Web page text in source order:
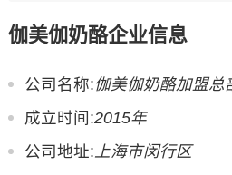
伽美伽奶酪企业信息
公司名称:伽美伽奶酪加盟总
成立时间:2015年
公司地址:上海市闵行区